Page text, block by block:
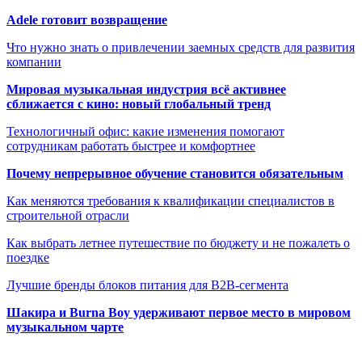
Adele готовит возвращение
Что нужно знать о привлечении заемных средств для развития
компании
Мировая музыкальная индустрия всё активнее
сближается с кино: новый глобальный тренд
Технологичный офис: какие изменения помогают
сотрудникам работать быстрее и комфортнее
Почему непрерывное обучение становится обязательным
Как меняются требования к квалификации специалистов в
строительной отрасли
Как выбрать летнее путешествие по бюджету и не пожалеть о
поездке
Лучшие бренды блоков питания для B2B-сегмента
Шакира и Burna Boy удерживают первое место в мировом
музыкальном чарте